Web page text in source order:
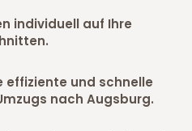
individuell auf Ihre
effiziente und schnelle
nach Augsburg.